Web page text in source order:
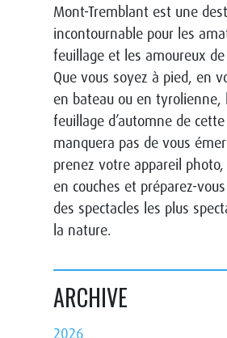
Mont-Tremblant est une
incontournable pour les
feuillage et les amoureux
Que vous soyez à pied, en
en bateau ou en tyrolienne,
feuillage d’automne de
manquera pas de vous
prenez votre appareil
en couches et préparez-
des spectacles les plus
la nature.
ARCHIVE